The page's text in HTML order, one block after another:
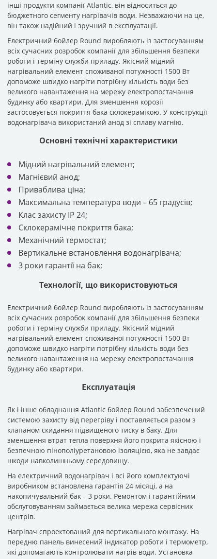
продукти компанії Atlantic, він відноситься до бюджетного
сегменту нагрівачів води. Незважаючи на це, він також
надійний і зручний в експлуатації.
Електричний бойлер Round виробляють із застосуванням всіх
сучасних розробок компанії для збільшення безпеки роботи і
терміну служби приладу. Якісний мідний нагрівальний елемент
споживаної потужності 1500 Вт допоможе швидко нагріти
потрібну кількість води без великого навантаження на мережу
електропостачання будинку або квартири. Для зменшення
корозії застосовується покриття бака склокерамікою. У
конструкції водонагрівача використаний анод зі сплаву магнію.
Магнієвий анод;
Приваблива ціна;
Максимальна температура води – 65 градусів;
Клас захисту IP 24;
Склокерамічне покриття бака;
Механічний термостат;
Вертикальне встановлення водонагрівача;
3 роки гарантії на бак;
сучасних розробок компанії для збільшення безпеки роботи і
терміну служби приладу. Якісний мідний нагрівальний елемент
споживаної потужності 1500 Вт допоможе швидко нагріти
потрібну кількість води без великого навантаження на мережу
електропостачання будинку або квартири.
Як і інше обладнання Atlantic бойлер Round забезпечений
клапаном скидання підвищеного тиску в баку. Для зменшення
втрат тепла поверхня його покрита якісною і безпечною
пінополіуретановою ізоляцією, яка не завдає шкоди
навколишньому середовищу.
На електричний водонагрівач і всі його комплектуючі
виробником встановлена гарантія 24 місяці, а на
накопичувальний бак – 3 роки. Ремонтом і гарантійним
обслуговуванням займається велика мережа сервісних
центрів.
Нагрівач спроектований для вертикального монтажу. На
передню панель винесений індикатор роботи і термометр, які
допомагають контролювати нагрів води. Установка потрібної
температури відбувається за допомогою терморегулятора під
захисною кришкою.